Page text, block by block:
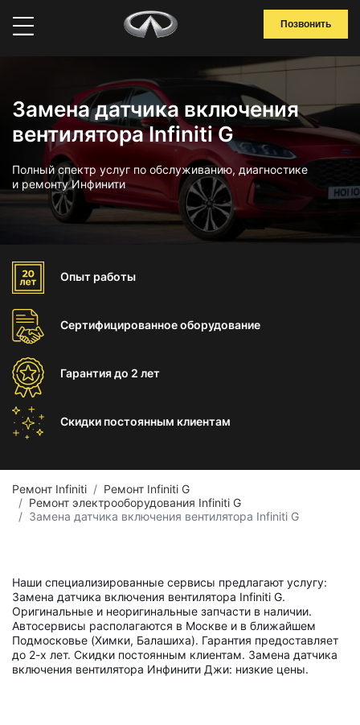
Позвонить
Замена датчика включения
вентилятора Infiniti G
Полный спектр услуг по обслуживанию, диагностике
и ремонту Инфинити
Опыт работы
Сертифицированноеоборудование
Гарантиядо 2 лет
Скидки постоянным клиентам
Ремонт Infiniti
Ремонт Infiniti G
Ремонт электрооборудования Infiniti G
Замена датчика включения вентилятора Infiniti G
Наши специализированные сервисы предлагают услугу:
Замена датчика включения вентилятора Infiniti G.
Оригинальные и неоригинальные запчасти в наличии.
Автосервисы располагаются в Москве и в ближайшем
Подмосковье (Химки, Балашиха). Гарантия предоставляет
до 2-х лет. Скидки постоянным клиентам. Замена датчика
включения вентилятора Инфинити Джи: низкие цены.